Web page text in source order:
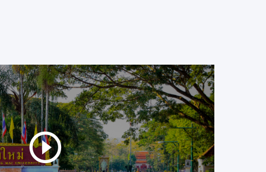
วันที่ 9 สิงหาคม 63
โดย..ผู้ช่วยศาสตราจารย์ดร. เอกชัย
รองอธิการบดีมหาวิทยาลัยเชียงใหม่
chiangmai i miss